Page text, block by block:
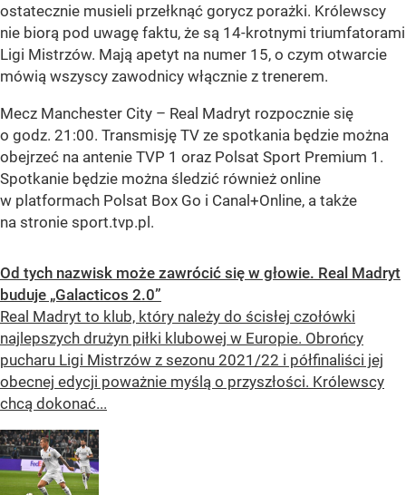
ostatecznie musieli przełknąć gorycz porażki. Królewscy
nie biorą pod uwagę faktu, że są 14-krotnymi triumfatorami
Ligi Mistrzów. Mają apetyt na numer 15, o czym otwarcie
mówią wszyscy zawodnicy włącznie z trenerem.
Mecz Manchester City – Real Madryt rozpocznie się
o godz. 21:00. Transmisję TV ze spotkania będzie można
obejrzeć na antenie TVP 1 oraz Polsat Sport Premium 1.
Spotkanie będzie można śledzić również online
w platformach Polsat Box Go i Canal+Online, a także
na stronie sport.tvp.pl.
Od tych nazwisk może zawrócić się w głowie. Real Madryt
buduje „Galacticos 2.0”
Real Madryt to klub, który należy do ścisłej czołówki
najlepszych drużyn piłki klubowej w Europie. Obrońcy
pucharu Ligi Mistrzów z sezonu 2021/22 i półfinaliści jej
obecnej edycji poważnie myślą o przyszłości. Królewscy
chcą dokonać...